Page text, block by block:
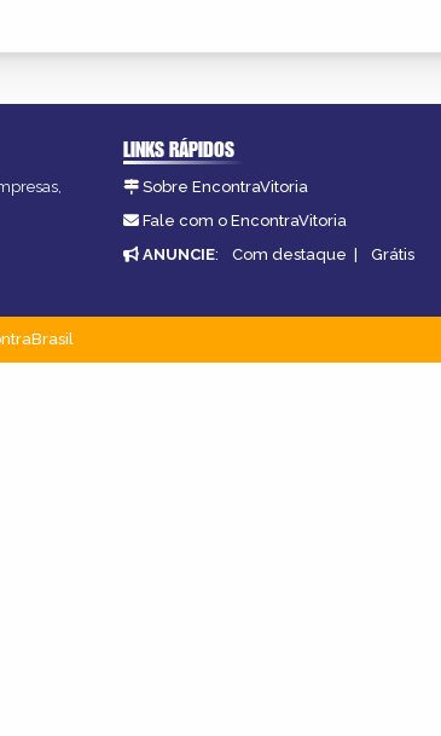
LINKS RÁPIDOS
Sobre EncontraVitoria
Fale com o EncontraVitoria
ANUNCIE: Com destaque | Grátis